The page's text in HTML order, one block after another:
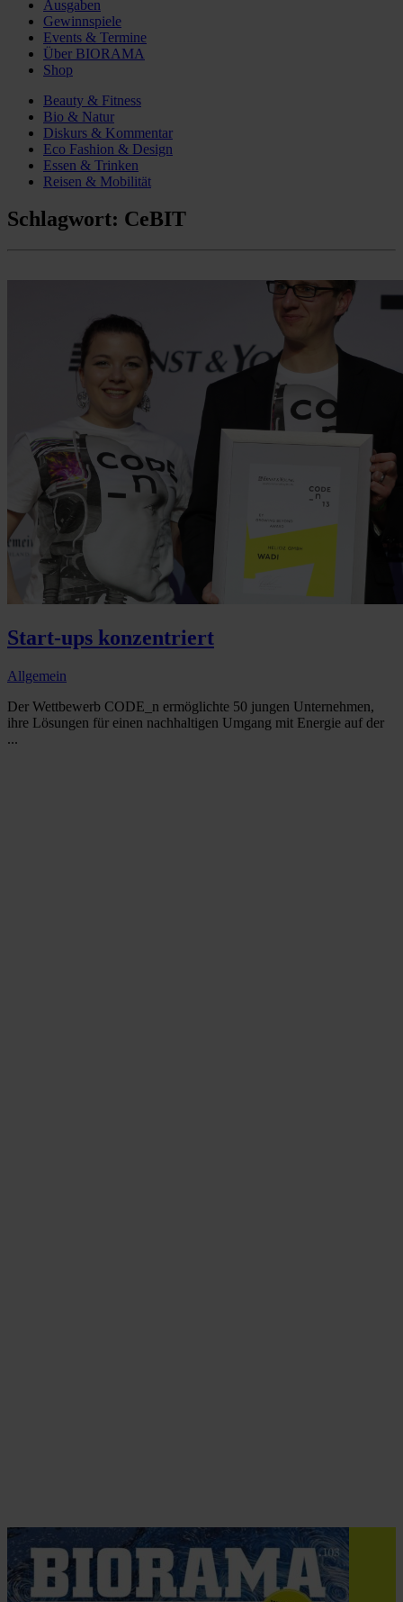
Ausgaben
Gewinnspiele
Events & Termine
Über BIORAMA
Shop
Beauty & Fitness
Bio & Natur
Diskurs & Kommentar
Eco Fashion & Design
Essen & Trinken
Reisen & Mobilität
Schlagwort: CeBIT
Start-ups konzentriert
Allgemein
Der Wettbewerb CODE_n ermöglichte 50 jungen Unternehmen,
ihre Lösungen für einen nachhaltigen Umgang mit Energie auf der
...